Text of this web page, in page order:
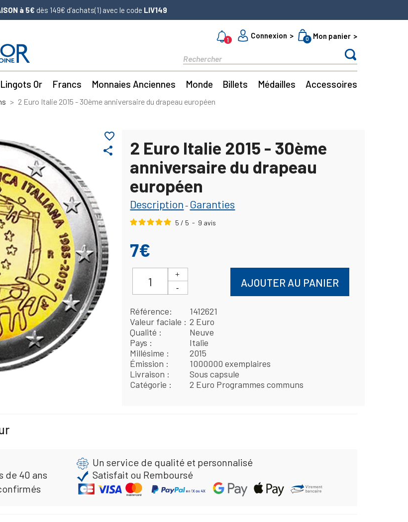
à 5€ dès 149€ d’achats(1) avec le code LIV149
1
Connexion 0 Mon panier
Lingots Or Francs Monnaies Anciennes Monde Billets Médailles Accessoires
2 Euro Italie 2015 - 30ème anniversaire du drapeau européen
share
favorite_border
2 Euro Italie 2015 - 30ème
anniversaire du drapeau
européen
Description - Garanties
5 / 5 - 9 avis
7€
AJOUTER AU PANIER
Référence
1412621
Valeur faciale
2 Euro
Qualité
Neuve
Pays
Italie
Millésime
2015
Émission
1000000 exemplaires
Livraison
Sous capsule
Catégorie
2 Euro Programmes communs
Un service de qualité et personnalisé
de 40 ans
Satisfait ou Remboursé